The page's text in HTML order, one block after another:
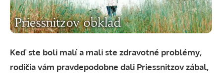
Keď ste boli malí a mali ste zdravotné problémy,
rodičia vám pravdepodobne dali Priessnitzov zábal,